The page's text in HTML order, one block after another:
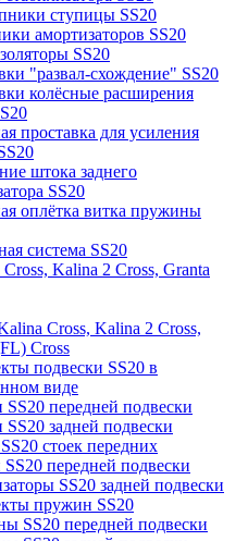
ступицы SS20
амортизаторов SS20
SS20
"развал-схождение" SS20
колёсные расширения
проставка для усиления
штока заднего
SS20
оплётка витка пружины
система SS20
Kalina 2 Cross, Granta
Cross, Kalina 2 Cross,
Cross
подвески SS20 в
виде
передней подвески
задней подвески
стоек передних
передней подвески
SS20 задней подвески
пружин SS20
SS20 передней подвески